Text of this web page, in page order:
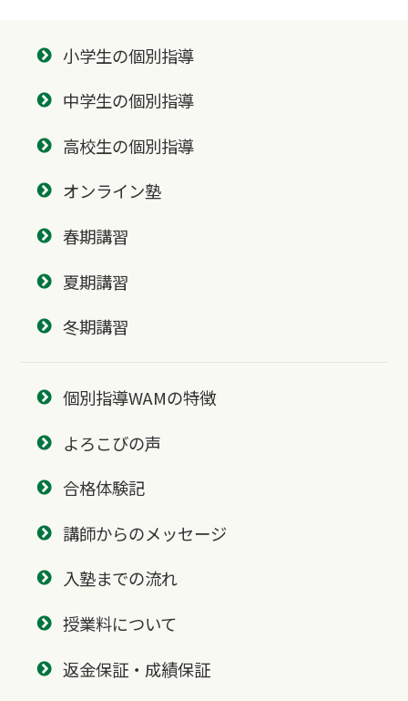
小学生の個別指導
中学生の個別指導
高校生の個別指導
オンライン塾
春期講習
夏期講習
冬期講習
個別指導WAMの特徴
よろこびの声
合格体験記
講師からのメッセージ
入塾までの流れ
授業料について
返金保証・成績保証